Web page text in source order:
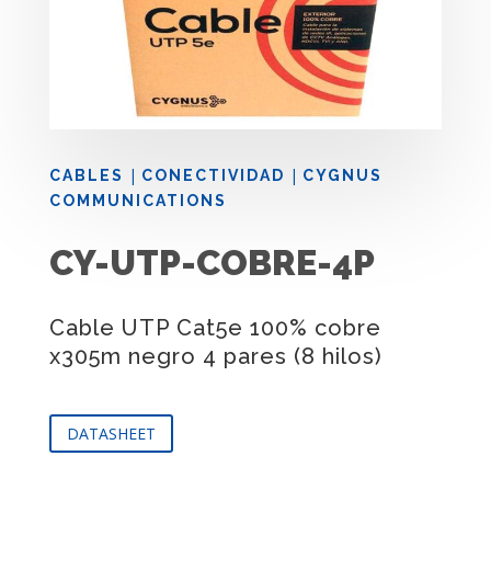
CABLES | CONECTIVIDAD | CYGNUS
COMMUNICATIONS
CY-UTP-COBRE-4P
Cable UTP Cat5e 100% cobre
x305m negro 4 pares (8 hilos)
DATASHEET